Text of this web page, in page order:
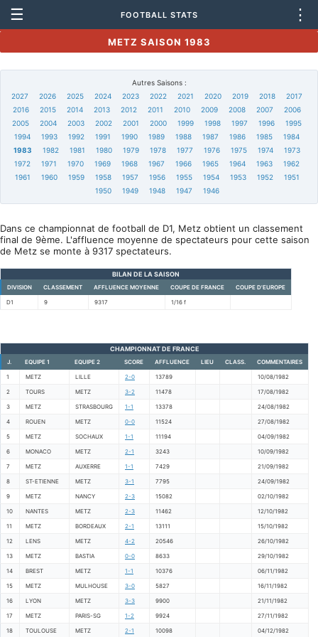
☰ FOOTBALL STATS ⋮
METZ SAISON 1983
Autres Saisons :
2027
2026 2025 2024 2023 2022 2021 2020 2019 2018
2017
2016
2015 2014 2013 2012 2011 2010 2009 2008 2007
2006
2005
2004 2003 2002 2001 2000 1999 1998 1997 1996
1995
1994
1993 1992 1991 1990 1989 1988 1987 1986 1985
1984
1983
1982 1981 1980 1979 1978 1977 1976 1975 1974
1973
1972
1971 1970 1969 1968 1967 1966 1965 1964 1963
1962
1961
1960 1959 1958 1957 1956 1955 1954 1953 1952
1951
1950
1949 1948 1947 1946
Dans ce championnat de football de D1, Metz obtient un classement
final de 9ème. L'affluence moyenne de spectateurs pour cette saison
de Metz se monte à 9317 spectateurs.
BILAN DE LA SAISON
DIVISION CLASSEMENT AFFLUENCE MOYENNE COUPE DE FRANCE COUPE D'EUROPE
D1 9 9317 1/16 f
CHAMPIONNAT DE FRANCE
J. EQUIPE 1 EQUIPE 2 SCORE AFFLUENCE LIEU CLASS. COMMENTAIRES
1 METZ LILLE 2-0 13789 10/08/1982
2 TOURS METZ 3-2 11478 17/08/1982
3 METZ STRASBOURG 1-1 13378 24/08/1982
4 ROUEN METZ 0-0 11524 27/08/1982
5 METZ SOCHAUX 1-1 11194 04/09/1982
6 MONACO METZ 2-1 3243 10/09/1982
7 METZ AUXERRE 1-1 7429 21/09/1982
8 ST-ETIENNE METZ 3-1 7795 24/09/1982
9 METZ NANCY 2-3 15082 02/10/1982
10 NANTES METZ 2-3 11462 12/10/1982
11 METZ BORDEAUX 2-1 13111 15/10/1982
12 LENS METZ 4-2 20546 26/10/1982
13 METZ BASTIA 0-0 8633 29/10/1982
14 BREST METZ 1-1 10376 06/11/1982
15 METZ MULHOUSE 3-0 5827 16/11/1982
16 LYON METZ 3-3 9900 21/11/1982
17 METZ PARIS-SG 1-2 9924 27/11/1982
18 TOULOUSE METZ 2-1 10098 04/12/1982